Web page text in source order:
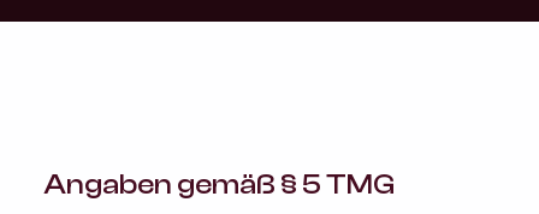
Angaben gemäß § 5 TMG